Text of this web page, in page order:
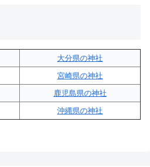
大分県の神社
宮崎県の神社
鹿児島県の神社
沖縄県の神社